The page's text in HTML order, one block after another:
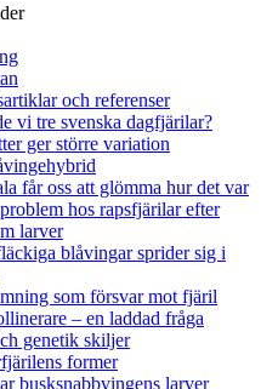
och referenser
vi tre svenska dagfjärilar?
ger större variation
får oss att glömma hur det var
hos rapsfjärilar efter
larver
blåvingar sprider sig i
som försvar mot fjäril
– en laddad fråga
genetik skiljer
former
busksnabbvingens larver